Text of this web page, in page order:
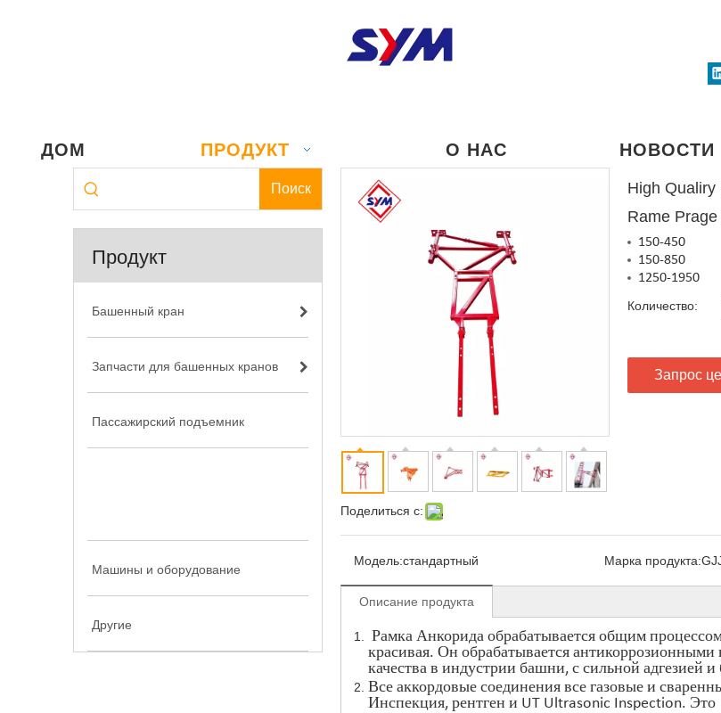
ДОМ ПРОДУКТ О НАС НОВОСТИ
Поиск
Продукт
Башенный кран
Запчасти для башенных кранов
Пассажирский подъемник
Машины и оборудование
Другие
Поделиться с:
High
Rame
150-450
150-850
1250-1950
Количество:
Запрос
Модель:стандартный Марка продукта:
Описание продукта
Рамка Анкорида обрабатывается общим
красивая. Он обрабатывается
качества в индустрии башни, с сильной адгезией
Все аккордовые соединения все газовые и
Инспекция, рентген и UT Ultrasonic Inspection. Это